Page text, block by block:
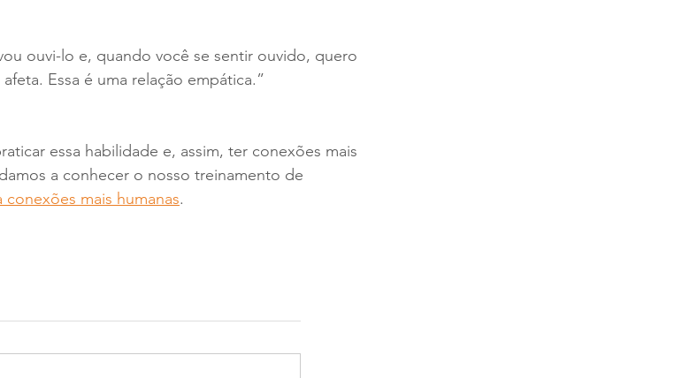
ouvi-lo e, quando você se sentir ouvido, quero
Essa é uma relação empática.”
essa habilidade e, assim, ter conexões mais
a conhecer o nosso treinamento de
mais humanas.